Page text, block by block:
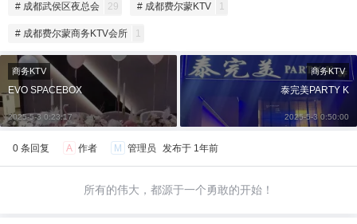
# 成都武侯区夜总会 29 # 成都费尔蒙KTV 1
# 成都费尔蒙商务KTV会所 1
商务KTV
EVO SPACEBOX
2025-5-3 0:23:17
商务KTV
泰完美PARTY K
2025-5-3 0:50:00
0 条回复 A 作者 M 管理员 发布于 1年前
所有的伟大，都源于一个勇敢的开始！